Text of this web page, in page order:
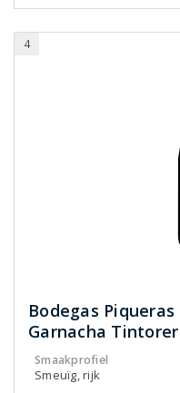
4
Bodegas
Garnacha
Smaakprofiel
Smeuïg, rijk